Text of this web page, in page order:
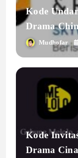
Kode
Drama
Mudhofar
Kode
Drama